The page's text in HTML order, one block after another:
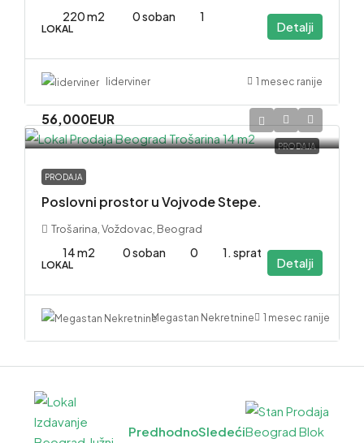
220 m2 0 soban 1
LOKAL Detalji
liderviner 1 mesec ranije
PRODAJA
56,000EUR
PRODAJA
Poslovni prostor u Vojvode Stepe.
Trošarina, Voždovac, Beograd
14 m2 0 soban 0 1. sprat
LOKAL Detalji
Megastan Nekretnine 1 mesec ranije
PredhodnoSledeći